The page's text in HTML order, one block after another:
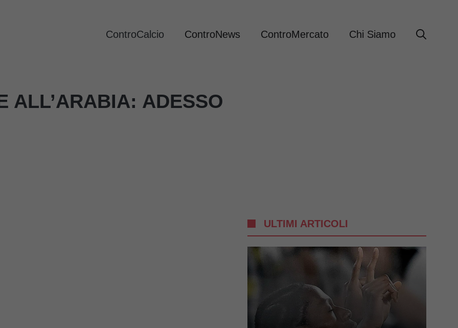
ControCalcio ControNews ControMercato Chi Siamo
ALL’ARABIA: ADESSO
ULTIMI ARTICOLI